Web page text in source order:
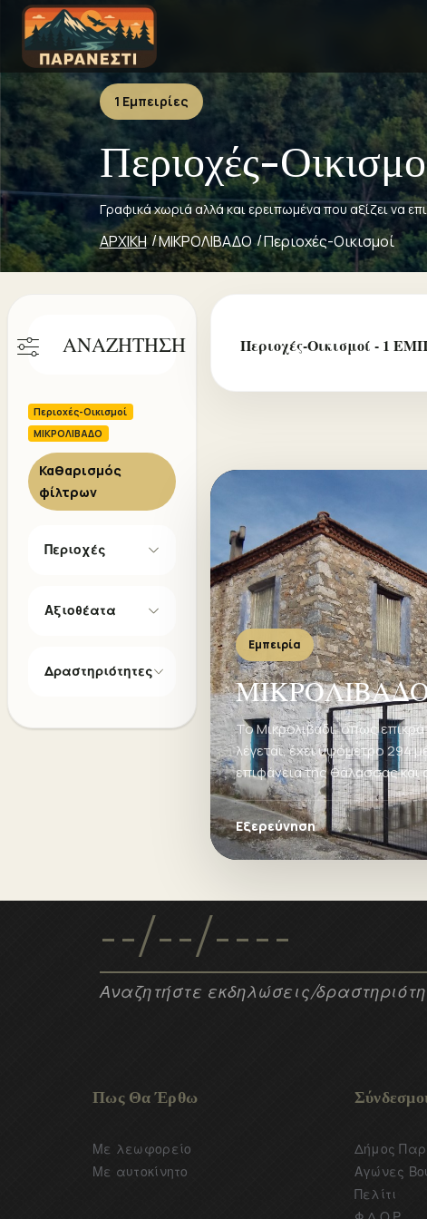
1 Εμπειρίες
Περιοχές-
Γραφικά χωριά αλλά και ερειπωμένα που αξίζει να
ΑΡΧΙΚΗ ΜΙΚΡΟΛΙΒΑΔΟ Περιοχές-Οικισμοί
ΑΝΑΖΗΤΗΣΗ
Περιοχές-Οικισμοί
ΜΙΚΡΟΛΙΒΑΔΟ
Καθαρισμός
φίλτρων
Περιοχές
Αξιοθέατα
Δραστηριότητες
Περιοχές-Οικισμοί - 1
Εμπειρία
Το Μικρολιβάδι, όπως
λέγεται, έχει υψόμετρο 294
επιφάνεια της θάλασσας και
κατοικούν σύμφωνα με την
2011, 13 άτομα, πρόσφυγες
Εξερεύνηση
Αναζητήστε εκδηλώσεις/
Πως Θα Έρθω
Με λεωφορείο
Με αυτοκίνητο
Σύνδεσμοι
Δήμος
Αγώνες
Πελίτι